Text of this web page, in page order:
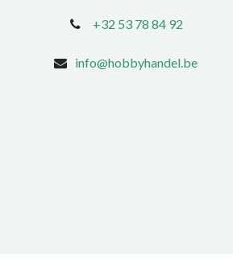
+32 53 78 84 92
info@hobbyhandel.be